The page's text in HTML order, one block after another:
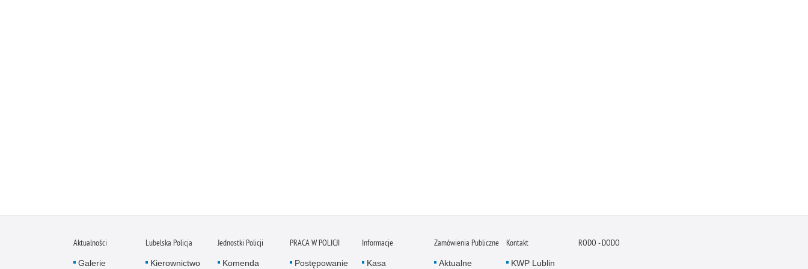
Aktualności
Galerie
Lubelska Policja
Kierownictwo
Jednostki Policji
Komenda
PRACA W POLICJI
Postępowanie
Informacje
Kasa
Zamówienia Publiczne
Aktualne
Kontakt
KWP Lublin
RODO - DODO